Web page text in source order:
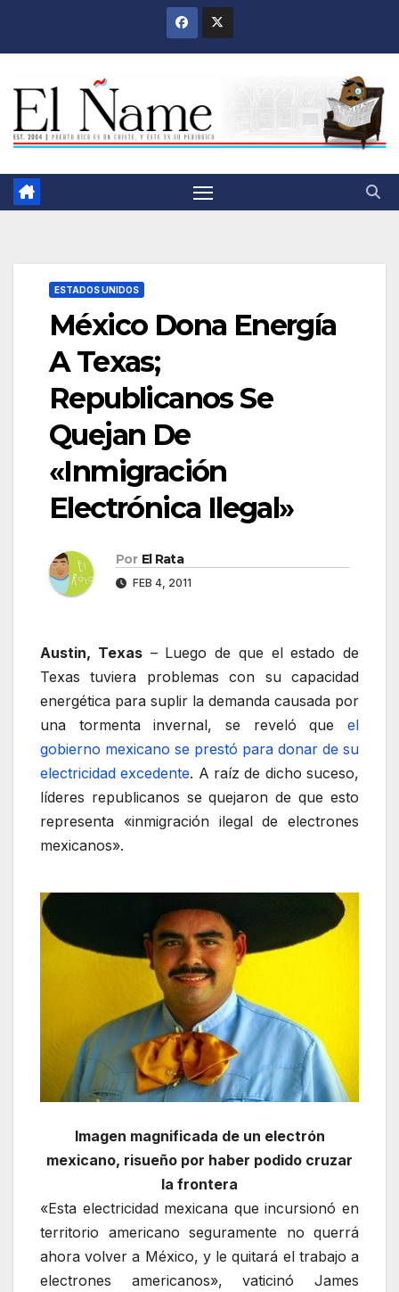
ESTADOS UNIDOS
México Dona Energía
A Texas;
Republicanos Se
Quejan De
«Inmigración
Electrónica Ilegal»
Por El Rata
FEB 4, 2011
Austin, Texas– Luego de que el estado de
Texas tuviera problemas con su capacidad
energética para suplir la demanda causada por
una tormenta invernal, se reveló que el
gobierno mexicano se prestó para donar de su
electricidad excedente. A raíz de dicho suceso,
líderes republicanos se quejaron de que esto
representa «inmigración ilegal de electrones
mexicanos».
Imagen magnificada de un electrón
mexicano, risueño por haber podido cruzar
la frontera
«Esta electricidad mexicana que incursionó en
territorio americano seguramente no querrá
ahora volver a México, y le quitará el trabajo a
electrones americanos», vaticinó James